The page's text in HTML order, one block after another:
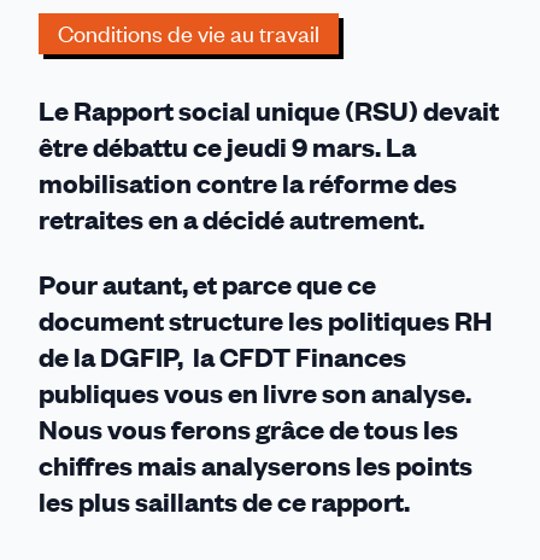
de
la
?
Conditions de vie au travail
Le Rapport social unique (RSU) devait
être débattu ce jeudi 9 mars. La
mobilisation contre la réforme des
retraites en a décidé autrement.
Pour autant, et parce que ce
document structure les politiques RH
de la DGFIP, la CFDT Finances
publiques vous en livre son analyse.
Nous vous ferons grâce de tous les
chiffres mais analyserons les points
les plus saillants de ce rapport.